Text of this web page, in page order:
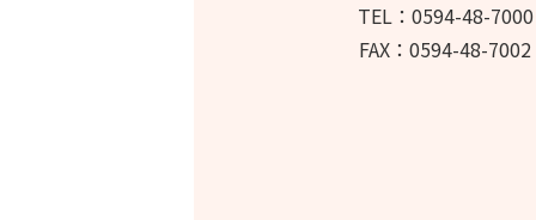
TEL：0594-48-7000
FAX：0594-48-7002